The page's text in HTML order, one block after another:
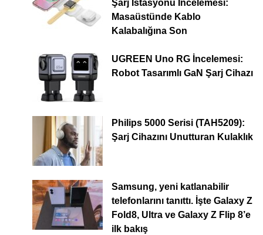
Şarj İstasyonu İncelemesi:
Masaüstünde Kablo
Kalabalığına Son
UGREEN Uno RG İncelemesi:
Robot Tasarımlı GaN Şarj Cihazı
Philips 5000 Serisi (TAH5209):
Şarj Cihazını Unutturan Kulaklık
Samsung, yeni katlanabilir
telefonlarını tanıttı. İşte Galaxy Z
Fold8, Ultra ve Galaxy Z Flip 8’e
ilk bakış